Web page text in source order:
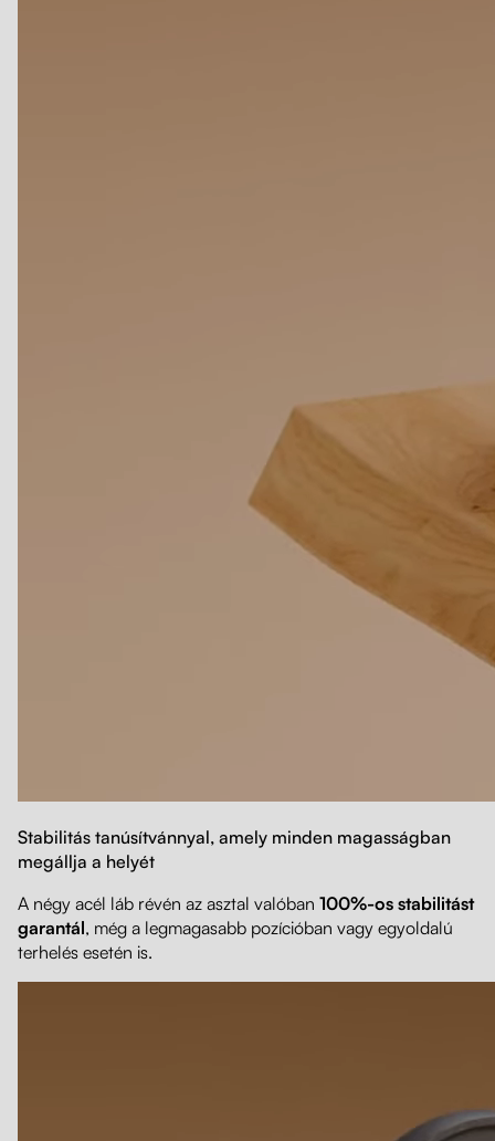
Stabilitás tanúsítvánnyal, amely minden magasságban
megállja a helyét
A négy acél láb révén az asztal valóban 100%-os stabilitást
garantál, még a legmagasabb pozícióban vagy egyoldalú
terhelés esetén is.